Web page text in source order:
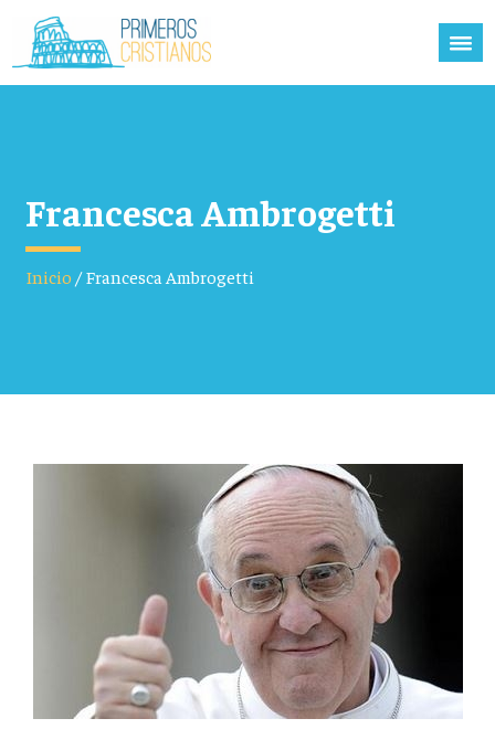
Francesca Ambrogetti
Inicio/Francesca Ambrogetti